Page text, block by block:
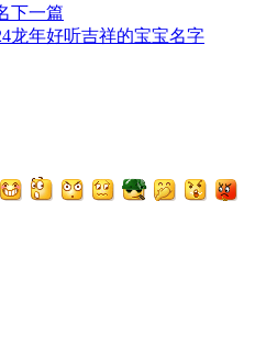
下一篇
龙年好听吉祥的宝宝名字